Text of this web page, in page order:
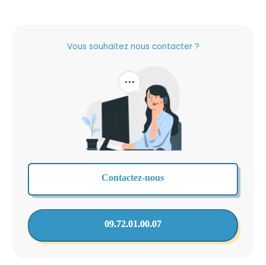
Vous souhaitez nous contacter ?
Contactez-nous
09.72.01.00.07